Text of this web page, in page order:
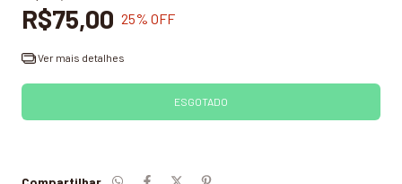
R$75,00 25% OFF
Ver mais detalhes